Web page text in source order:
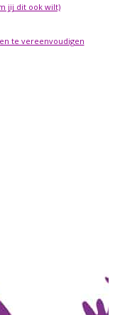
jij dit ook wilt)
te vereenvoudigen